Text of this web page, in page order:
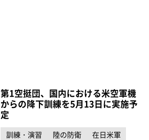
第1空挺団、国内における米空軍機
からの降下訓練を5月13日に実施予
定
訓練・演習 陸の防衛 在日米軍